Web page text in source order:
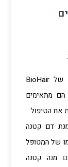
שלב האבחון – הרופאים המנוסים של BioHair
הם מתאימים
דם קטנה
של המטופל
מנה קטנה